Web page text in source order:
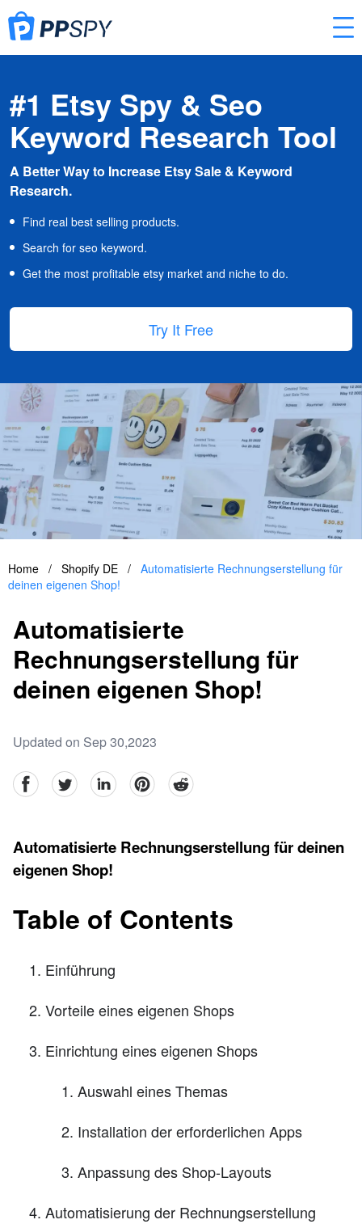
#1 Etsy Spy & Seo
Keyword Research Tool
A Better Way to Increase Etsy Sale & Keyword
Research.
Find real best selling products.
Search for seo keyword.
Get the most profitable etsy market and niche to do.
Try It Free
Home / Shopify DE / Automatisierte Rechnungserstellung für
deinen eigenen Shop!
Automatisierte
Rechnungserstellung für
deinen eigenen Shop!
Updated on Sep 30,2023
facebookTwitter linkedinpinterestreddit
Automatisierte Rechnungserstellung für deinen
eigenen Shop!
Table of Contents
Einführung
Vorteile eines eigenen Shops
Einrichtung eines eigenen Shops
Auswahl eines Themas
Installation der erforderlichen Apps
Anpassung des Shop-Layouts
Automatisierung der Rechnungserstellung